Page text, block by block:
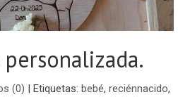
(0) | Etiquetas: bebé, reciénnacido,